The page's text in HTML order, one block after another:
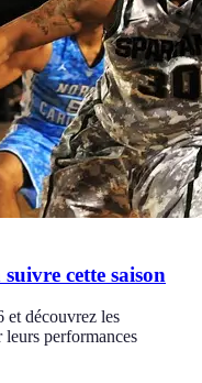
cette saison
et découvrez les
leurs performances